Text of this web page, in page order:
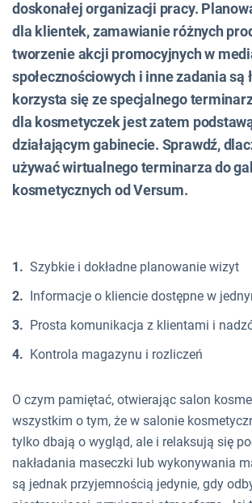
doskonałej organizacji pracy.
dla klientek, zamawianie różnych
tworzenie akcji promocyjnych w
społecznościowych i inne zadania są
korzysta się ze specjalnego
dla kosmetyczek jest zatem
działającym gabinecie. Sprawdź,
używać wirtualnego terminarza do
kosmetycznych od Versum.
Szybkie i dokładne planowanie wizyt
Informacje o kliencie dostępne w
Prosta komunikacja z klientami i
Kontrola magazynu i rozliczeń
O czym pamiętać, otwierając salon
wszystkim o tym, że w salonie
tylko dbają o wygląd, ale i relaksują się
nakładania maseczki lub wykonywania
są jednak przyjemnością jedynie, gdy